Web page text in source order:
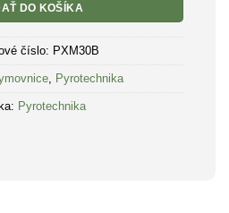
DO KOŠÍKA
číslo: PXM30B
, Pyrotechnika
Pyrotechnika